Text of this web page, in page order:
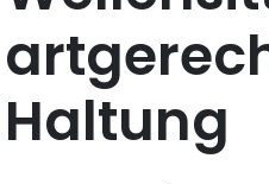
Haltung